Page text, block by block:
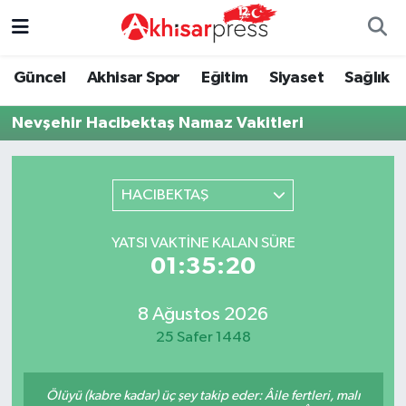
Güncel Akhisar Spor Eğitim Siyaset Sağlık
Nevşehir Hacibektaş Namaz Vakitleri
HACIBEKTAŞ
YATSI VAKTINE KALAN SÜRE
01:35:20
8 Ağustos 2026
25 Safer 1448
Ölüyü (kabre kadar) üç şey takip eder: Âile fertleri, malı
Güncel
Akhisar Spor
Eğitim
Kültür-Sanat
Magazin
Kültür-Sanat
Duyurular
Tarım-Gıda
Yaşam
Güncel
Eğitim
Siyaset
Akhisar Spor
Kültür-Sanat
Manisa Nöbetçi Eczaneler
Manisa Hava Durumu
Manisa Namaz Vakitleri
Manisa Trafik Yoğunluk Haritası
Son Dakika Haberleri
Haber Arşivi